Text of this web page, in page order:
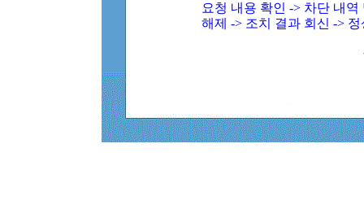
요청 내용 확인 -> 차단 내
해제 -> 조치 결과 회신 ->